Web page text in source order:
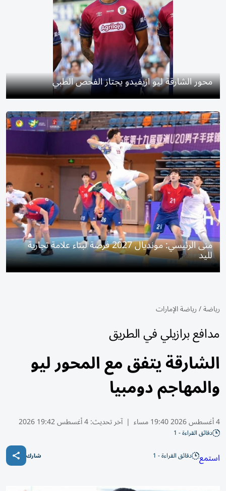
محور الشارقة ليو ازيفيدو يجتاز الفحص الطبي
منى الرئيسي: مونديال 2027 فرصة لبناء علامة تجارية
لليد
رياضة/رياضة الإمارات
مدافع برازيلي في الطريق
الشارقة يتفق مع المحور ليو
والمهاجم دومبيا
4 أغسطس 2026 19:40 مساء | آخر تحديث:4 أغسطس 19:42 2026
دقائق القراءة - 1
استمع دقائق القراءة - 1 شارك